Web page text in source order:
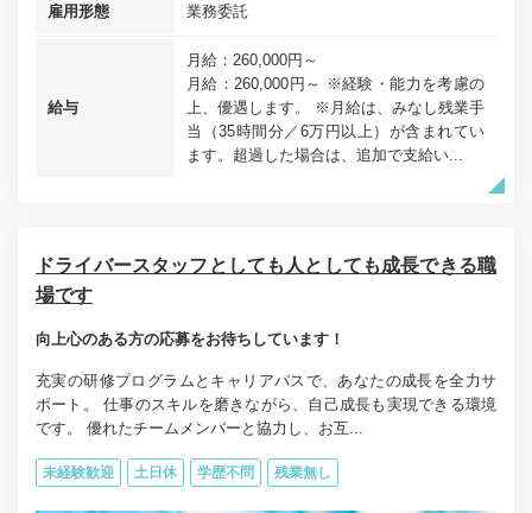
雇用形態 業務委託
給与
月給：260,000円～
月給：260,000円～ ※経験・能力を考慮の
上、優遇します。 ※月給は、みなし残業手
当（35時間分／6万円以上）が含まれてい
ます。超過した場合は、追加で支給い...
ドライバースタッフとしても人としても成長できる職
場です
向上心のある方の応募をお待ちしています！
充実の研修プログラムとキャリアパスで、あなたの成長を全力サ
ポート。 仕事のスキルを磨きながら、自己成長も実現できる環境
です。 優れたチームメンバーと協力し、お互...
未経験歓迎 土日休 学歴不問 残業無し